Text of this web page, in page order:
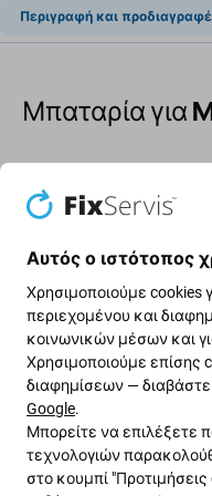
Περιγραφή και
Μπαταρία για
φουσκώσει ή έχει
Πότε πρέπει να
η μπαταρία
η συσκευή
η συσκευή
η συσκευή δεν
η συσκευή δεν
κατάσταση της
Αυτός ο ιστότοπος
Χρησιμοποιούμε cookies
περιεχομένου και
κοινωνικών μέσων και
Χρησιμοποιούμε επίσης
διαφημίσεων —
Google.
Μπορείτε να επιλέξετε
τεχνολογιών
στο κουμπί